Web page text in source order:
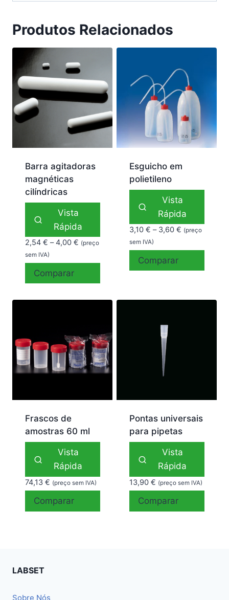
Produtos Relacionados
Barra agitadoras
magnéticas
cilíndricas
Vista
Rápida
2,54 € – 4,00 €Price
2,54 €
(preço
sem IVA)
Comparar
Esguicho em
polietileno
Vista
Rápida
3,10 € – 3,60 €Price
3,10 €
(preço
sem IVA)
Comparar
Frascos de
amostras 60 ml
Vista
Rápida
74,13 € (preço sem IVA)
Comparar
Pontas universais
para pipetas
Vista
Rápida
13,90 € (preço sem IVA)
Comparar
LABSET
Sobre Nós